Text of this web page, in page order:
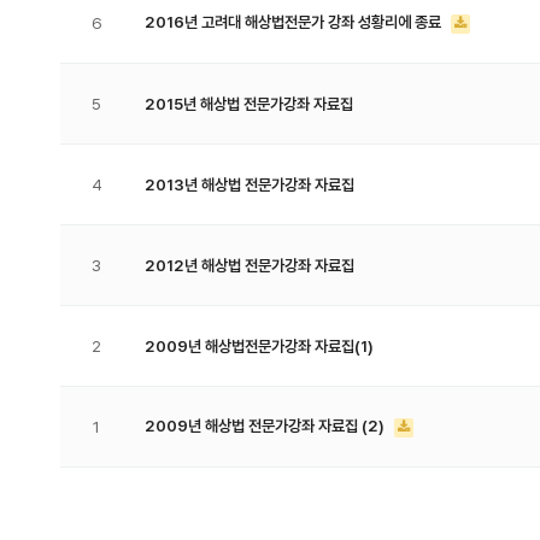
6 2016년 고려대 해상법전문가 강좌 성황리에 종료
5 2015년 해상법 전문가강좌 자료집
4 2013년 해상법 전문가강좌 자료집
3 2012년 해상법 전문가강좌 자료집
2 2009년 해상법전문가강좌 자료집(1)
1 2009년 해상법 전문가강좌 자료집 (2)